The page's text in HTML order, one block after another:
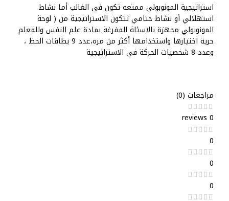
استراتيجية المونوبولي ممتعه تكون في الغالب أما نشاط
استهلالي أو نشاط ختامي تتكون الاستراتيجية من ( لوحة
المونوبولي مجهزة بالاسئلة المفرغة بمادة علم النفس وللمعلم
حرية اختيارها واستخدامها أكثر من مره،عدد 9 بطاقات الحظ ،
وعدد 8 شخصيات الحركة في الاستراتيجية
مراجعات (0)
0 reviews
0
0
0